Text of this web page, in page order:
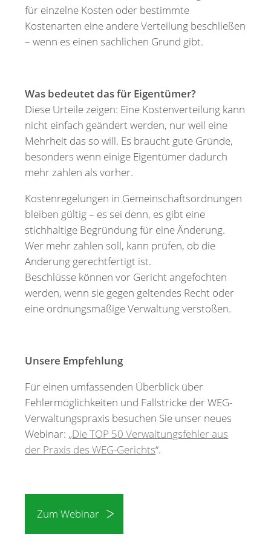
für einzelne Kosten oder bestimmte
Kostenarten eine andere Verteilung beschließen
– wenn es einen sachlichen Grund gibt.
Was bedeutet das für Eigentümer?
Diese Urteile zeigen: Eine Kostenverteilung kann
nicht einfach geändert werden, nur weil eine
Mehrheit das so will. Es braucht gute Gründe,
besonders wenn einige Eigentümer dadurch
mehr zahlen als vorher.
Kostenregelungen in Gemeinschaftsordnungen
bleiben gültig – es sei denn, es gibt eine
stichhaltige Begründung für eine Änderung.
Wer mehr zahlen soll, kann prüfen, ob die
Änderung gerechtfertigt ist.
Beschlüsse können vor Gericht angefochten
werden, wenn sie gegen geltendes Recht oder
eine ordnungsmäßige Verwaltung verstoßen.
Unsere Empfehlung
Für einen umfassenden Überblick über
Fehlermöglichkeiten und Fallstricke der WEG-
Verwaltungspraxis besuchen Sie unser neues
Webinar: „Die TOP 50 Verwaltungsfehler aus
der Praxis des WEG-Gerichts“.
Zum Webinar